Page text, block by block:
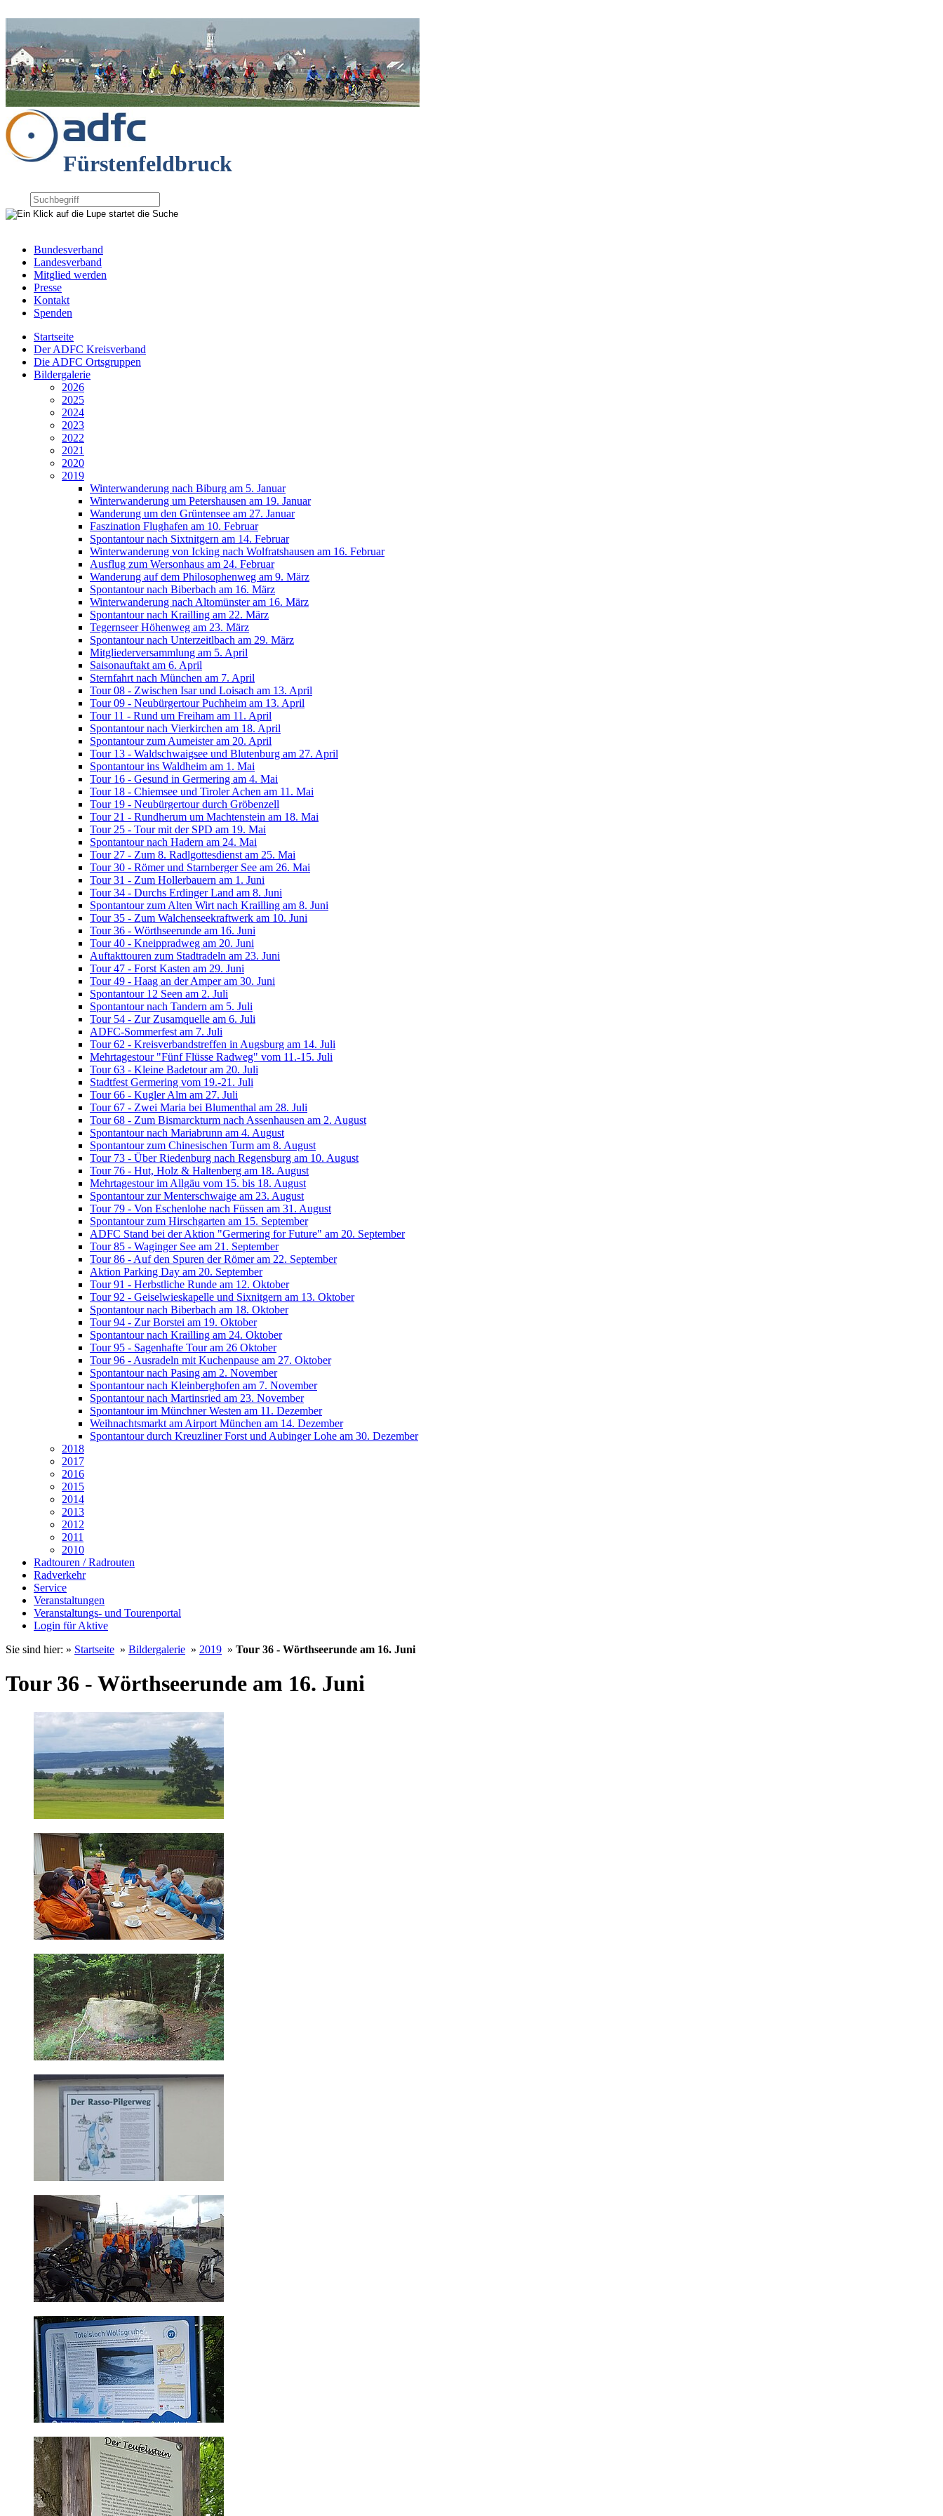
Fürstenfeldbruck
Bundesverband
Landesverband
Mitglied werden
Presse
Kontakt
Spenden
Startseite
Der ADFC Kreisverband
Die ADFC Ortsgruppen
Bildergalerie
2026
2025
2024
2023
2022
2021
2020
2019
Winterwanderung nach Biburg am 5. Januar
Winterwanderung um Petershausen am 19. Januar
Wanderung um den Grüntensee am 27. Januar
Faszination Flughafen am 10. Februar
Spontantour nach Sixtnitgern am 14. Februar
Winterwanderung von Icking nach Wolfratshausen am 16. Februar
Ausflug zum Wersonhaus am 24. Februar
Wanderung auf dem Philosophenweg am 9. März
Spontantour nach Biberbach am 16. März
Winterwanderung nach Altomünster am 16. März
Spontantour nach Krailling am 22. März
Tegernseer Höhenweg am 23. März
Spontantour nach Unterzeitlbach am 29. März
Mitgliederversammlung am 5. April
Saisonauftakt am 6. April
Sternfahrt nach München am 7. April
Tour 08 - Zwischen Isar und Loisach am 13. April
Tour 09 - Neubürgertour Puchheim am 13. April
Tour 11 - Rund um Freiham am 11. April
Spontantour nach Vierkirchen am 18. April
Spontantour zum Aumeister am 20. April
Tour 13 - Waldschwaigsee und Blutenburg am 27. April
Spontantour ins Waldheim am 1. Mai
Tour 16 - Gesund in Germering am 4. Mai
Tour 18 - Chiemsee und Tiroler Achen am 11. Mai
Tour 19 - Neubürgertour durch Gröbenzell
Tour 21 - Rundherum um Machtenstein am 18. Mai
Tour 25 - Tour mit der SPD am 19. Mai
Spontantour nach Hadern am 24. Mai
Tour 27 - Zum 8. Radlgottesdienst am 25. Mai
Tour 30 - Römer und Starnberger See am 26. Mai
Tour 31 - Zum Hollerbauern am 1. Juni
Tour 34 - Durchs Erdinger Land am 8. Juni
Spontantour zum Alten Wirt nach Krailling am 8. Juni
Tour 35 - Zum Walchenseekraftwerk am 10. Juni
Tour 36 - Wörthseerunde am 16. Juni
Tour 40 - Kneippradweg am 20. Juni
Auftakttouren zum Stadtradeln am 23. Juni
Tour 47 - Forst Kasten am 29. Juni
Tour 49 - Haag an der Amper am 30. Juni
Spontantour 12 Seen am 2. Juli
Spontantour nach Tandern am 5. Juli
Tour 54 - Zur Zusamquelle am 6. Juli
ADFC-Sommerfest am 7. Juli
Tour 62 - Kreisverbandstreffen in Augsburg am 14. Juli
Mehrtagestour "Fünf Flüsse Radweg" vom 11.-15. Juli
Tour 63 - Kleine Badetour am 20. Juli
Stadtfest Germering vom 19.-21. Juli
Tour 66 - Kugler Alm am 27. Juli
Tour 67 - Zwei Maria bei Blumenthal am 28. Juli
Tour 68 - Zum Bismarckturm nach Assenhausen am 2. August
Spontantour nach Mariabrunn am 4. August
Spontantour zum Chinesischen Turm am 8. August
Tour 73 - Über Riedenburg nach Regensburg am 10. August
Tour 76 - Hut, Holz & Haltenberg am 18. August
Mehrtagestour im Allgäu vom 15. bis 18. August
Spontantour zur Menterschwaige am 23. August
Tour 79 - Von Eschenlohe nach Füssen am 31. August
Spontantour zum Hirschgarten am 15. September
ADFC Stand bei der Aktion "Germering for Future" am 20. September
Tour 85 - Waginger See am 21. September
Tour 86 - Auf den Spuren der Römer am 22. September
Aktion Parking Day am 20. September
Tour 91 - Herbstliche Runde am 12. Oktober
Tour 92 - Geiselwieskapelle und Sixnitgern am 13. Oktober
Spontantour nach Biberbach am 18. Oktober
Tour 94 - Zur Borstei am 19. Oktober
Spontantour nach Krailling am 24. Oktober
Tour 95 - Sagenhafte Tour am 26 Oktober
Tour 96 - Ausradeln mit Kuchenpause am 27. Oktober
Spontantour nach Pasing am 2. November
Spontantour nach Kleinberghofen am 7. November
Spontantour nach Martinsried am 23. November
Spontantour im Münchner Westen am 11. Dezember
Weihnachtsmarkt am Airport München am 14. Dezember
Spontantour durch Kreuzliner Forst und Aubinger Lohe am 30. Dezember
2018
2017
2016
2015
2014
2013
2012
2011
2010
Radtouren / Radrouten
Radverkehr
Service
Veranstaltungen
Veranstaltungs- und Tourenportal
Login für Aktive
Sie sind hier: » Startseite » Bildergalerie » 2019 » Tour 36 - Wörthseerunde am 16. Juni
Tour 36 - Wörthseerunde am 16. Juni